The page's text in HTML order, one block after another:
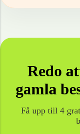
Redo
gamla
Få upp till 4